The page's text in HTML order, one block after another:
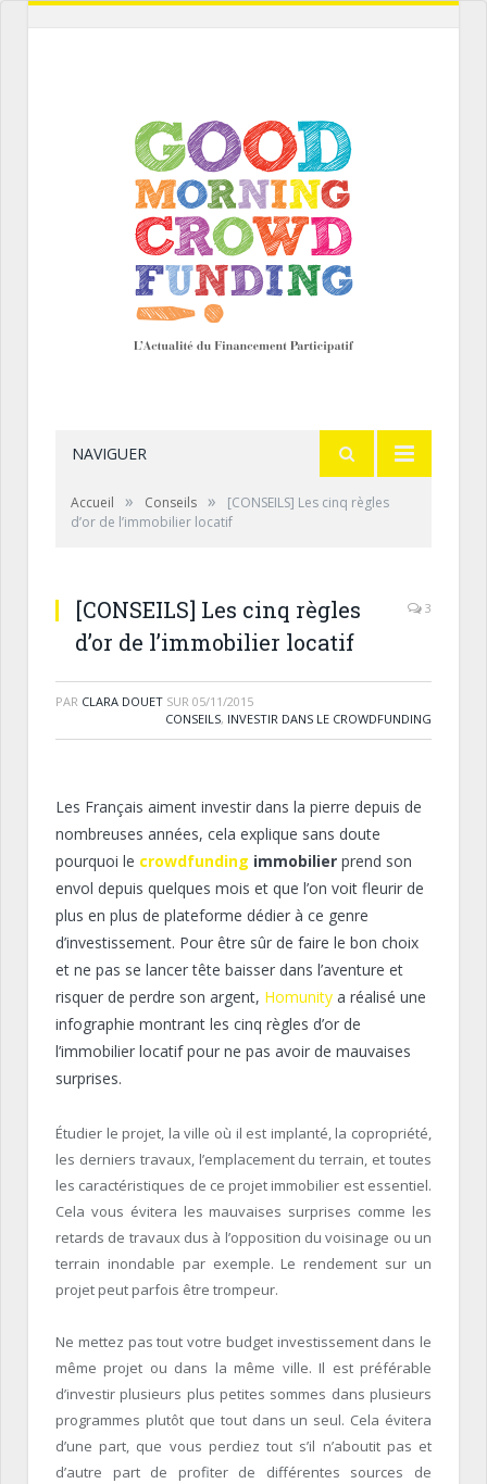
NAVIGUER
Accueil » Conseils »
[CONSEILS] Les cinq règles
d’or de l’immobilier locatif
[CONSEILS] Les cinq règles
d’or de l’immobilier locatif
3
PAR CLARA DOUET SUR 05/11/2015
CONSEILS, INVESTIR DANS LE CROWDFUNDING
Les Français aiment investir dans la pierre depuis de
nombreuses années, cela explique sans doute
pourquoi le crowdfunding immobilier prend son
envol depuis quelques mois et que l’on voit fleurir de
plus en plus de plateforme dédier à ce genre
d’investissement. Pour être sûr de faire le bon choix
et ne pas se lancer tête baisser dans l’aventure et
risquer de perdre son argent, Homunity a réalisé une
infographie montrant les cinq règles d’or de
l’immobilier locatif pour ne pas avoir de mauvaises
surprises.
Étudier le projet, la ville où il est implanté, la copropriété,
les derniers travaux, l’emplacement du terrain, et toutes
les caractéristiques de ce projet immobilier est essentiel.
Cela vous évitera les mauvaises surprises comme les
retards de travaux dus à l’opposition du voisinage ou un
terrain inondable par exemple. Le rendement sur un
projet peut parfois être trompeur.
Ne mettez pas tout votre budget investissement dans le
même projet ou dans la même ville. Il est préférable
d’investir plusieurs plus petites sommes dans plusieurs
programmes plutôt que tout dans un seul. Cela évitera
d’une part, que vous perdiez tout s’il n’aboutit pas et
d’autre part de profiter de différentes sources de